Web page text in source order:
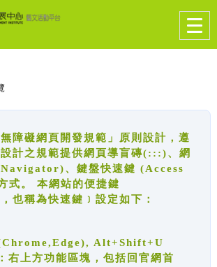
障礙網頁開發規範」原則設計，遵
計之規範提供網頁導盲磚(:::)、網
、鍵盤快速鍵 (Access
式。 本網站的便捷鍵
也稱為快速鍵﹞設定如下：
Alt+Shift+U
上方功能區塊，包括回官網首